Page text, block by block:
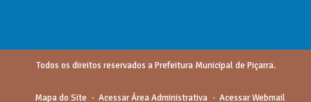
Todos os direitos reservados a Prefeitura Municipal de Piçarra.
Mapa do Site Acessar Área Administrativa Acessar Webmail